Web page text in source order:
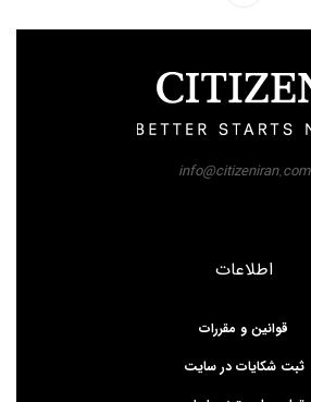
info@citizeniran.com
اطلاعات
قوانین و مقررات
ثبت شکایات در سایت